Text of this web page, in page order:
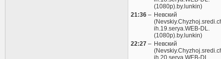
(1080p).by.lunkin)
21:36 – Невский
ih.19.serya.WEB-DL.
(1080p).by.lunkin)
22:27 – Невский
ih.20.serya.WEB-DL.